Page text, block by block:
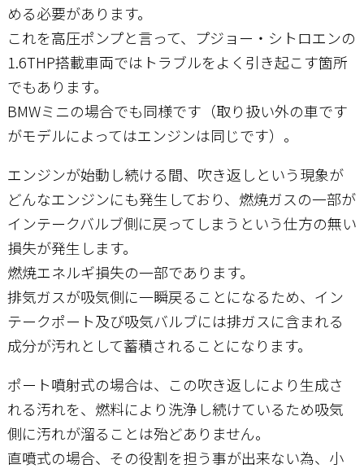
める必要があります。
これを高圧ポンプと言って、プジョー・シトロエンの
1.6THP搭載車両ではトラブルをよく引き起こす箇所
でもあります。
BMWミニの場合でも同様です（取り扱い外の車です
がモデルによってはエンジンは同じです）。
エンジンが始動し続ける間、吹き返しという現象が
どんなエンジンにも発生しており、燃焼ガスの一部が
インテークバルブ側に戻ってしまうという仕方の無い
損失が発生します。
燃焼エネルギ損失の一部であります。
排気ガスが吸気側に一瞬戻ることになるため、イン
テークポート及び吸気バルブには排ガスに含まれる
成分が汚れとして蓄積されることになります。
ポート噴射式の場合は、この吹き返しにより生成さ
れる汚れを、燃料により洗浄し続けているため吸気
側に汚れが溜ることは殆どありません。
直噴式の場合、その役割を担う事が出来ない為、小